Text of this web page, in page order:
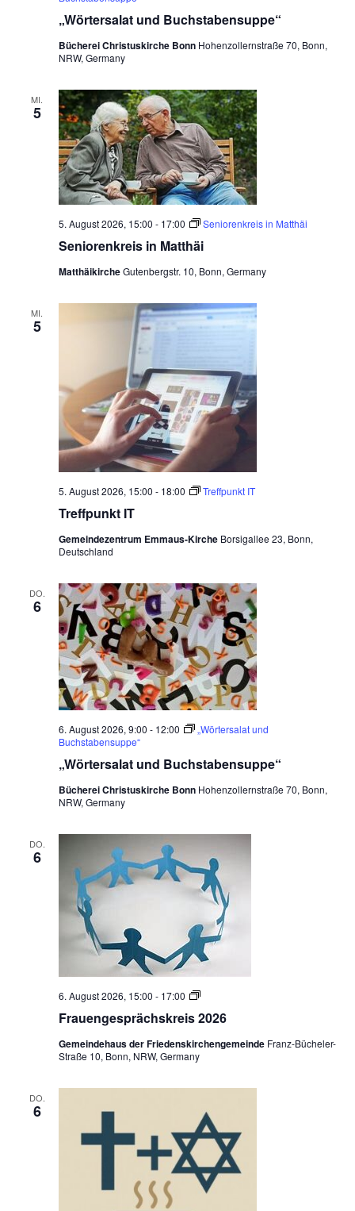
„Wörtersalat und Buchstabensuppe“
Bücherei Christuskirche Bonn Hohenzollernstraße 70, Bonn,
NRW, Germany
MI.
5
Seniorenkreis in Matthäi
5. August 2026, 15:00 - 17:00 Seniorenkreis in Matthäi
MatthäikircheGutenbergstr. 10, Bonn, Germany
MI.
5
Treffpunkt IT
5. August 2026, 15:00 - 18:00 Treffpunkt IT
Gemeindezentrum Emmaus-Kirche Borsigallee 23, Bonn,
Deutschland
DO.
6
„Wörtersalat und Buchstabensuppe“
6. August 2026, 9:00 - 12:00
„Wörtersalat und
Buchstabensuppe“
Bücherei Christuskirche Bonn Hohenzollernstraße 70, Bonn,
NRW, Germany
DO.
6
Frauengesprächskreis 2026
6. August 2026, 15:00 - 17:00
F
a
e
n
r
ä
s
k
Gemeindehaus der Friedenskirchengemeinde Franz-Bücheler-
Straße 10, Bonn, NRW, Germany
DO.
6